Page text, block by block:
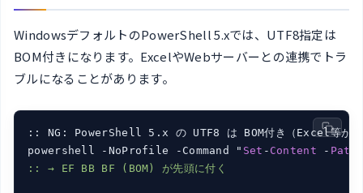
WindowsデフォルトのPowerShell 5.xでは、UTF8指定は
BOM付きになります。ExcelやWebサーバーとの連携でトラ
ブルになることがあります。
:: NG: PowerShell 5.x の UTF8 は BOM付き（Excel等が誤
powershell -NoProfile -Command " Set - Content - Path
:: → EF BB BF (BOM) が先頭に付く